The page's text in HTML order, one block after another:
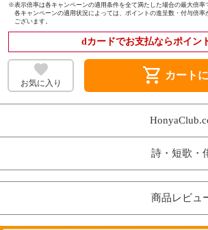
※表示倍率は各キャンペーンの適用条件を全て満たした場合の最大倍率
各キャンペーンの適用状況によっては、ポイントの進呈数・付与倍
ございます。
dカードでお支払ならポイン
お気に入り shopping_cart カート
詩・短歌・
商品レビュ